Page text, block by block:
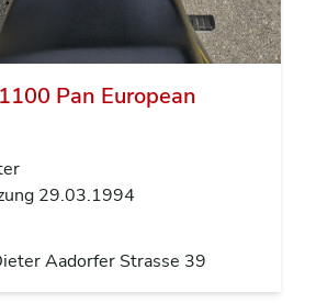
Pan European
29.03.1994
Aadorfer Strasse 39